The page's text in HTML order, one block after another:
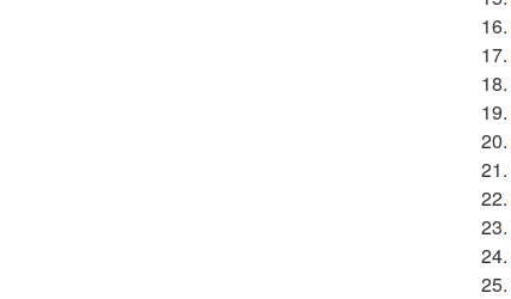
16.
17.
18.
19.
20.
21.
22.
23.
24.
25.